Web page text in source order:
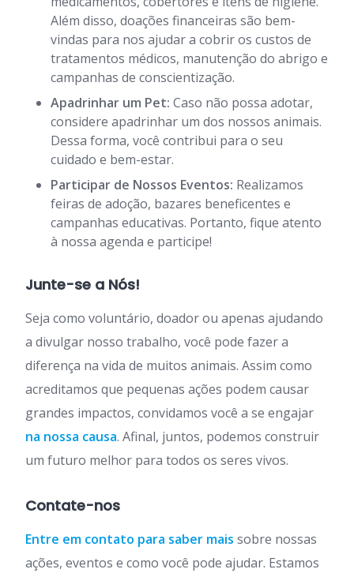
Além disso, doações financeiras são bem-
vindas para nos ajudar a cobrir os custos de
tratamentos médicos, manutenção do abrigo e
campanhas de conscientização.
Apadrinhar um Pet: Caso não possa adotar,
considere apadrinhar um dos nossos animais.
Dessa forma, você contribui para o seu
cuidado e bem-estar.
Participar de Nossos Eventos: Realizamos
feiras de adoção, bazares beneficentes e
campanhas educativas. Portanto, fique atento
à nossa agenda e participe!
Junte-se a Nós!
Seja como voluntário, doador ou apenas ajudando
a divulgar nosso trabalho, você pode fazer a
diferença na vida de muitos animais. Assim como
acreditamos que pequenas ações podem causar
grandes impactos, convidamos você a se engajar
na nossa causa. Afinal, juntos, podemos construir
um futuro melhor para todos os seres vivos.
Contate-nos
Entre em contato para saber mais sobre nossas
ações, eventos e como você pode ajudar. Estamos